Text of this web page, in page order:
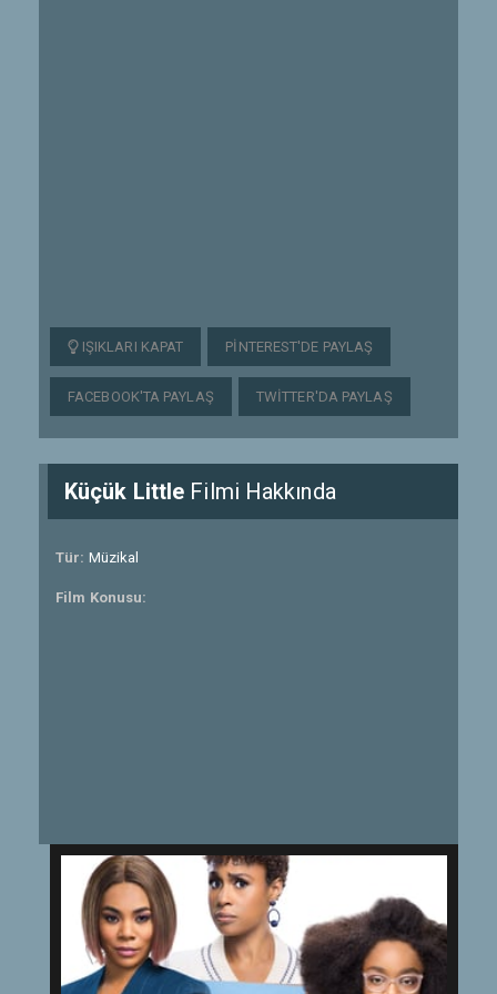
IŞIKLARI KAPAT PINTEREST'DE PAYLAŞ
FACEBOOK'TA PAYLAŞ TWITTER'DA PAYLAŞ
Küçük Little Filmi Hakkında
Tür: Müzikal
Film Konusu: